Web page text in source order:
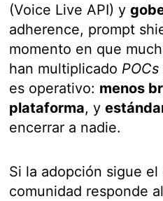
(Voice Live API) y
adherence, prompt
momento en que
han multiplicado POCs
es operativo: menos
plataforma, y
encerrar a nadie.
Si la adopción sigue
comunidad responde